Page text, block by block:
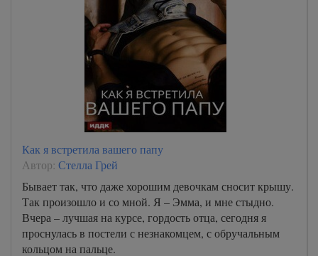
Как я встретила вашего папу
Автор: Стелла Грей
Бывает так, что даже хорошим девочкам сносит крышу.
Так произошло и со мной. Я – Эмма, и мне стыдно.
Вчера – лучшая на курсе, гордость отца, сегодня я
проснулась в постели с незнакомцем, с обручальным
кольцом на пальце.